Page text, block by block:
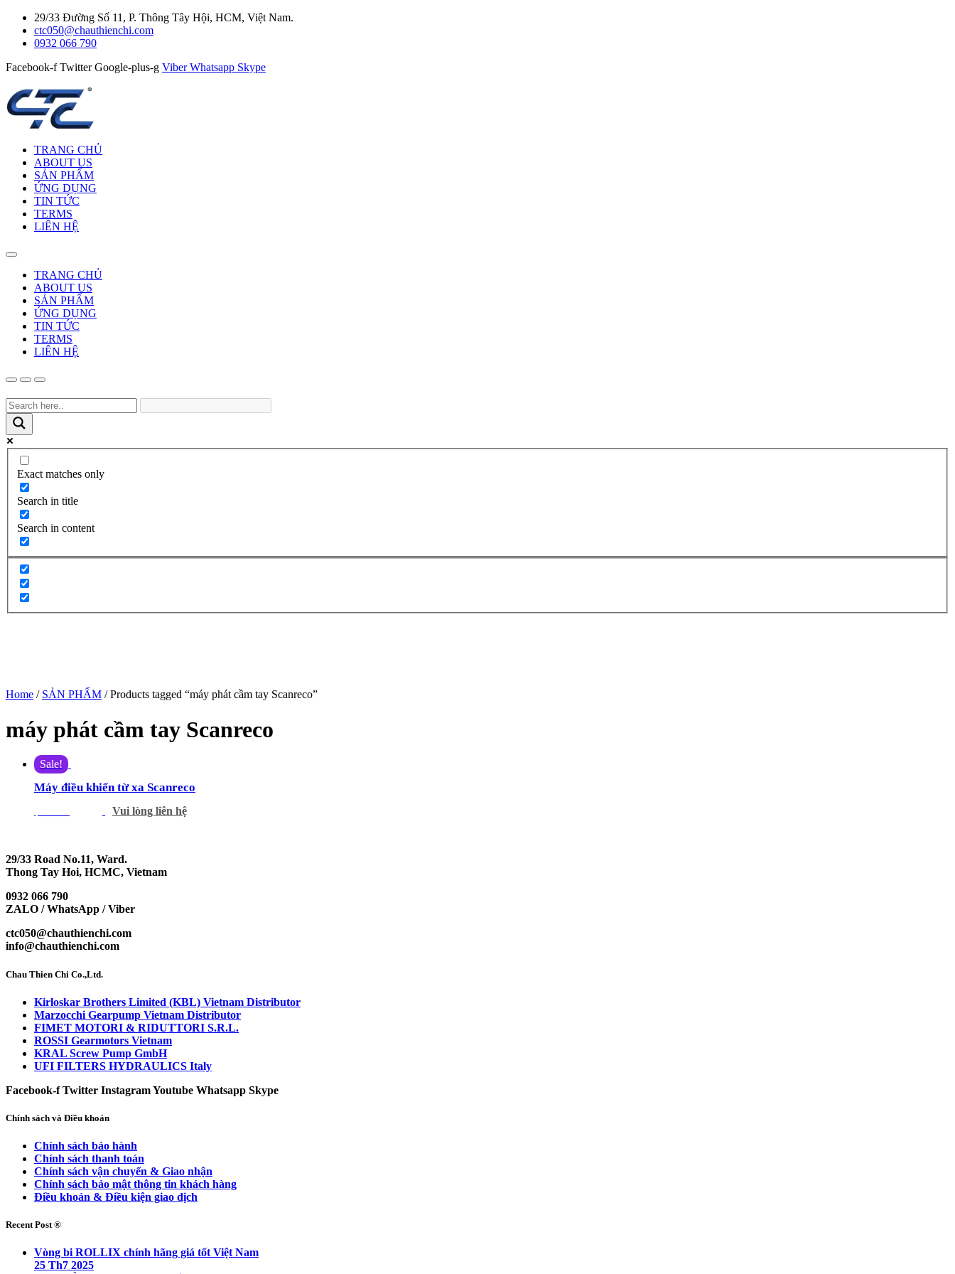
29/33 Đường Số 11, P. Thông Tây Hội, HCM, Việt Nam.
ctc050@chauthienchi.com
0932 066 790
Facebook-f Twitter Google-plus-g Viber Whatsapp Skype
TRANG CHỦ
ABOUT US
SẢN PHẨM
ỨNG DỤNG
TIN TỨC
TERMS
LIÊN HỆ
TRANG CHỦ
ABOUT US
SẢN PHẨM
ỨNG DỤNG
TIN TỨC
TERMS
LIÊN HỆ
Exact matches only
Search in title
Search in content
Home / SẢN PHẨM / Products tagged “máy phát cầm tay Scanreco”
máy phát cầm tay Scanreco
Sale!
Máy điều khiển từ xa Scanreco
Vui lòng liên hệ
29/33 Road No.11, Ward.
Thong Tay Hoi, HCMC, Vietnam
0932 066 790
ZALO / WhatsApp / Viber
ctc050@chauthienchi.com
info@chauthienchi.com
Chau Thien Chi Co.,Ltd.
Kirloskar Brothers Limited (KBL) Vietnam Distributor
Marzocchi Gearpump Vietnam Distributor
FIMET MOTORI & RIDUTTORI S.R.L.
ROSSI Gearmotors Vietnam
KRAL Screw Pump GmbH
UFI FILTERS HYDRAULICS Italy
Facebook-f Twitter InstagramYoutube Whatsapp Skype
Chính sách và Điều khoản
Chính sách bảo hành
Chính sách thanh toán
Chính sách vận chuyển & Giao nhận
Chính sách bảo mật thông tin khách hàng
Điều khoản & Điều kiện giao dịch
Recent Post ®
Vòng bi ROLLIX chính hãng giá tốt Việt Nam
25 Th7 2025